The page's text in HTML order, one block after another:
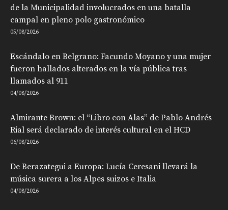
de la Municipalidad involucrados en una batalla
campal en pleno polo gastronómico
05/08/2026
Escándalo en Belgrano: Facundo Moyano y una mujer
fueron hallados alterados en la vía pública tras
llamados al 911
04/08/2026
Almirante Brown: el “Libro con Alas” de Pablo Andrés
Rial será declarado de interés cultural en el HCD
06/08/2026
De Berazategui a Europa: Lucía Ceresani llevará la
música surera a los Alpes suizos e Italia
04/08/2026